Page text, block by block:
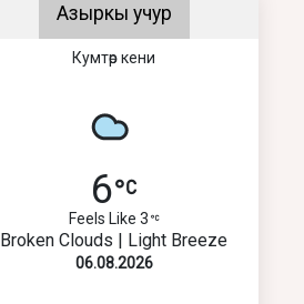
Азыркы учур
Кумтөр кени
6
Feels Like 3
Broken Clouds | Light Breeze
06.08.2026